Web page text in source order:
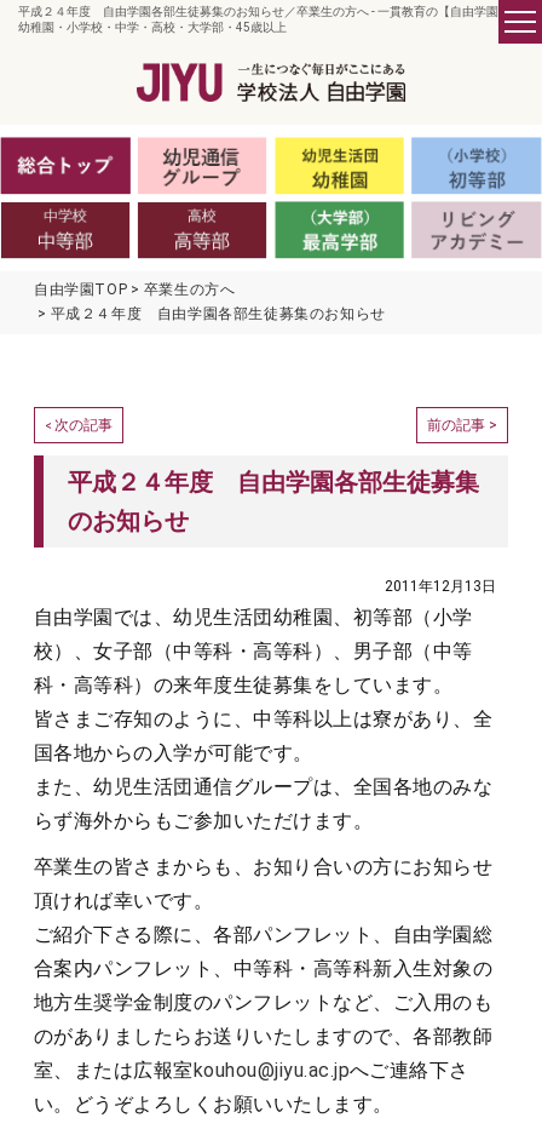
平成２４年度 自由学園各部生徒募集のお知らせ／卒業生の方へ - 一貫教育の【自由学園】／
幼稚園・小学校・中学・高校・大学部・45歳以上
自由学園TOP
卒業生の方へ
平成２４年度 自由学園各部生徒募集のお知らせ
< 次の記事 前の記事 >
平成２４年度 自由学園各部生徒募集
のお知らせ
2011年12月13日
自由学園では、幼児生活団幼稚園、初等部（小学
校）、女子部（中等科・高等科）、男子部（中等
科・高等科）の来年度生徒募集をしています。
皆さまご存知のように、中等科以上は寮があり、全
国各地からの入学が可能です。
また、幼児生活団通信グループは、全国各地のみな
らず海外からもご参加いただけます。
卒業生の皆さまからも、お知り合いの方にお知らせ
頂ければ幸いです。
ご紹介下さる際に、各部パンフレット、自由学園総
合案内パンフレット、中等科・高等科新入生対象の
地方生奨学金制度のパンフレットなど、ご入用のも
のがありましたらお送りいたしますので、各部教師
室、または広報室kouhou@jiyu.ac.jpへご連絡下さ
い。どうぞよろしくお願いいたします。